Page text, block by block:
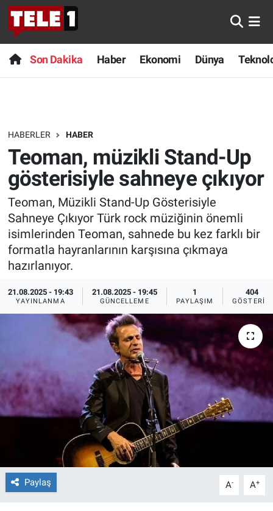
Son Dakika Haber Ekonomi Dünya
HABERLER HABER
Teoman, müzikli Stand-Up
gösterisiyle sahneye çıkıyor
Teoman, Müzikli Stand-Up Gösterisiyle
Sahneye Çıkıyor Türk rock müziğinin önemli
isimlerinden Teoman, sahnede bu kez farklı bir
formatla hayranlarının karşısına çıkmaya
hazırlanıyor.
21.08.2025 - 19:43
YAYINLANMA
21.08.2025 - 19:45
GÜNCELLEME
1
PAYLAŞIM
404
GÖSTERIM
Paylaş A- A+
Anında Manşet
Başka Sohbetler
Bilim turu
Bilim ve Teknoloji Evreni
Doğa Konuşuyor
Dünya
Ege Saati
Ege'den Esintiler
Eğitim
Ekonomi
Forum
Gerçeğin İzinde
Gün Başlıyor
Son Dakika
Haber
Dünya
Teknoloji
Sağlık
Spor
Yayın Akışı
İletişim
Nöbetçi Eczaneler
Hava Durumu
Trafik Durumu
Süper Lig Puan Durumu ve Fikstür
Tüm Manşetler
Son Dakika Haberleri
Haber Arşivi